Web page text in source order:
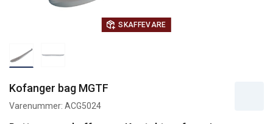
SKAFFEVARE
Kofanger bag MGTF
Varenummer: ACG5024